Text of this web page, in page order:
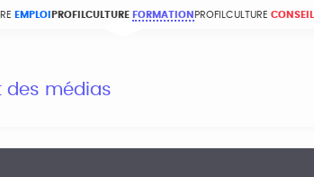
EMPLOI PROFILCULTURE FORMATION PROFILCULTURE CONSEIL
des médias